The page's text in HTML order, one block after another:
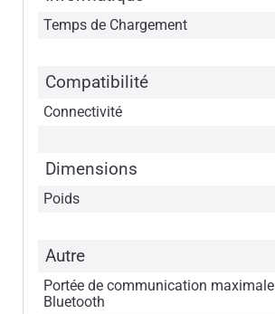
Temps de Chargement
Compatibilité
Connectivité
Dimensions
Poids
Autre
Portée de communication maximale
Bluetooth